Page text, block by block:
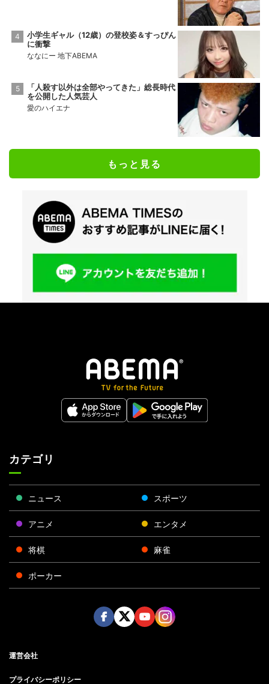
小学生ギャル（12歳）の登校姿＆すっぴん
に衝撃
ななにー 地下ABEMA
「人殺す以外は全部やってきた」総長時代
を公開した人気芸人
愛のハイエナ
もっと見る
カテゴリ
ニュース スポーツ
アニメ エンタメ
将棋 麻雀
ポーカー
運営会社
プライバシーポリシー